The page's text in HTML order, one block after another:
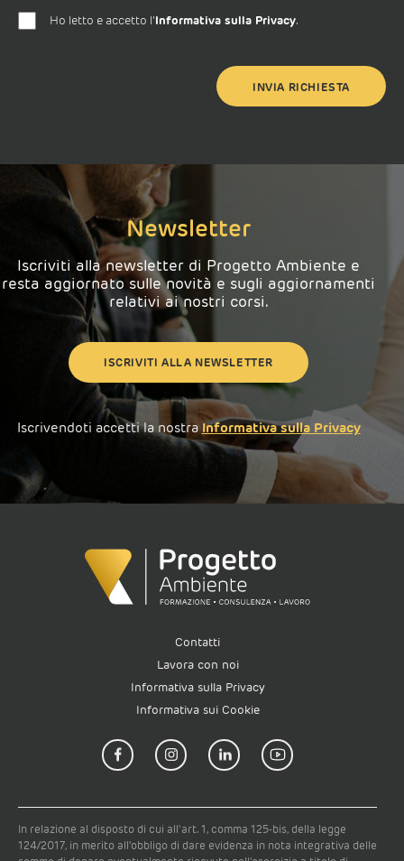
Ho letto e accetto l'Informativa sulla Privacy.
Newsletter
Iscriviti alla newsletter di Progetto Ambiente e
resta aggiornato sulle novità e sugli aggiornamenti
relativi ai nostri corsi.
ISCRIVITI ALLA NEWSLETTER
Iscrivendoti accetti la nostra Informativa sulla Privacy
Contatti
Lavora con noi
Informativa sulla Privacy
Informativa sui Cookie
In relazione al disposto di cui all'art. 1, comma 125-bis, della legge
124/2017, in merito all'obbligo di dare evidenza in nota integrativa delle